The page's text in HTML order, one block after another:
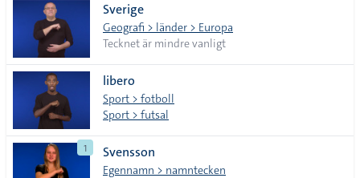
Sverige
Geografi > länder > Europa
Tecknet är mindre vanligt
libero
Sport > fotboll
Sport > futsal
1 Svensson
Egennamn > namntecken